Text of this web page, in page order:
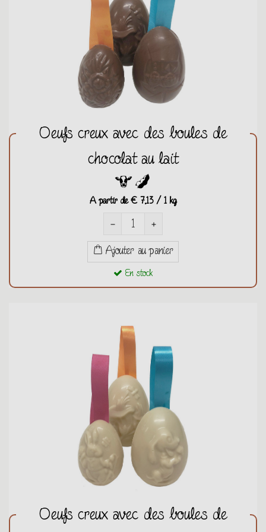
Oeufs creux avec des boules de
chocolat au lait
A partir de€ 7,13 / 1 kg
remove add
Ajouter au panier
En stock
Oeufs creux avec des boules de